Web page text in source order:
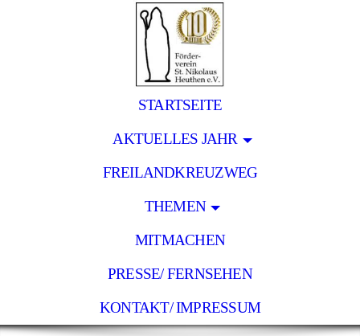
STARTSEITE
AKTUELLES JAHR
FREILANDKREUZWEG
THEMEN
MITMACHEN
PRESSE/ FERNSEHEN
KONTAKT/ IMPRESSUM